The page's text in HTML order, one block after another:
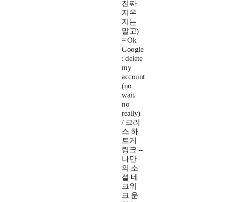
진짜
지우
지는
말고)
= Ok
Google
: delete
my
account
(no
wait.
no
really)
/ 크리
스 하
트게
링크 --
나만
의 소
셜 네
크워
크 운